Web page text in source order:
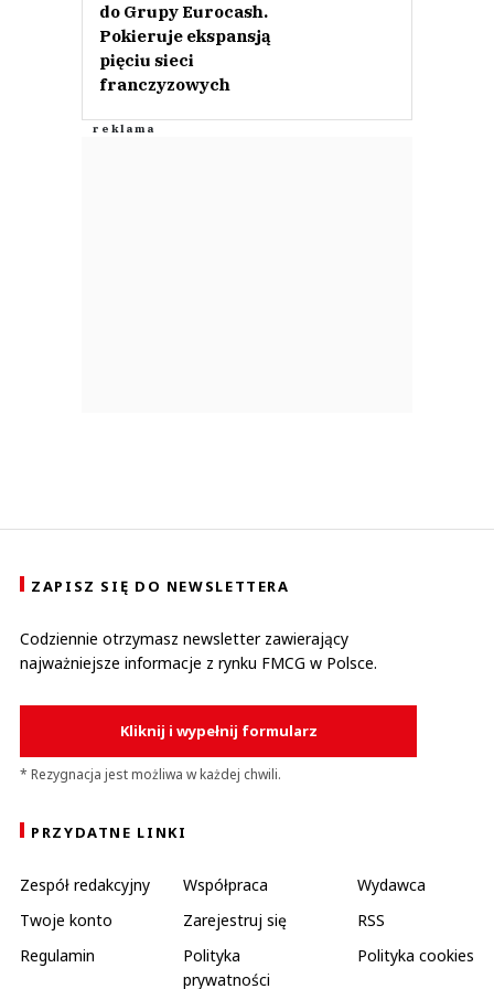
do Grupy Eurocash.
Pokieruje ekspansją
pięciu sieci
franczyzowych
ZAPISZ SIĘ DO NEWSLETTERA
Codziennie otrzymasz newsletter zawierający
najważniejsze informacje z rynku FMCG w Polsce.
Kliknij i wypełnij formularz
* Rezygnacja jest możliwa w każdej chwili.
PRZYDATNE LINKI
Zespół redakcyjny Współpraca
Wydawca
Twoje konto
Zarejestruj się
RSS
Regulamin
Polityka
prywatności
Polityka cookies